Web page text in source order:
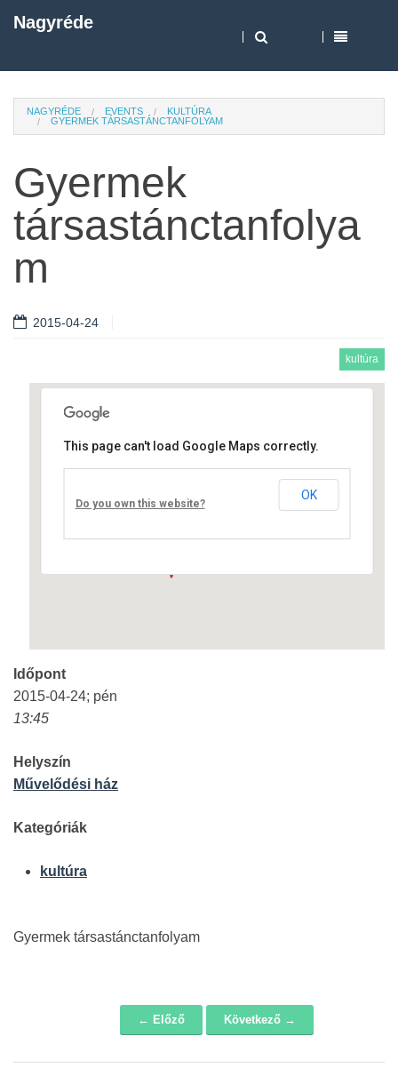
Nagyréde
NAGYRÉDE EVENTS
KULTÚRA
GYERMEK TÁRSASTÁNCTANFOLYAM
Gyermek
társastánctanfolya
m
2015-04-24
kultúra
Művelődési ház
Fő út 8 - Nagyréde
This page can't load Google Maps correctly.
Do you own this website?
OK
Időpont
2015-04-24; pén
13:45
Helyszín
Művelődési ház
Kategóriák
kultúra
Gyermek társastánctanfolyam
← Előző Következő →